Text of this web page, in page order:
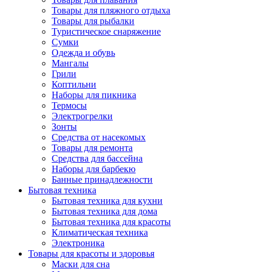
Товары для пляжного отдыха
Товары для рыбалки
Туристическое снаряжение
Сумки
Одежда и обувь
Мангалы
Грили
Коптильни
Наборы для пикника
Термосы
Электрогрелки
Зонты
Средства от насекомых
Товары для ремонта
Средства для бассейна
Наборы для барбекю
Банные принадлежности
Бытовая техника
Бытовая техника для кухни
Бытовая техника для дома
Бытовая техника для красоты
Климатическая техника
Электроника
Товары для красоты и здоровья
Маски для сна